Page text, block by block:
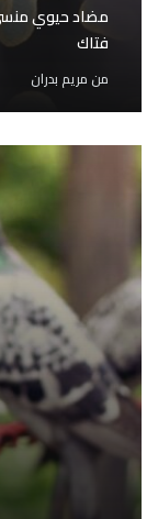
مضاد حيوي
فتاك
من مريم بدران